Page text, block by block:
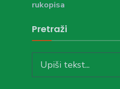
rukopisa
Pretraži
for: